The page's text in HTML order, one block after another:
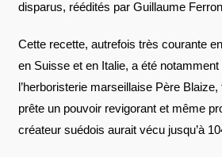
disparus, réédités par Guillaume
Cette recette, autrefois très courante
en Suisse et en Italie, a été
l’herboristerie marseillaise Père
prête un pouvoir revigorant et même
créateur suédois aurait vécu jusqu’à